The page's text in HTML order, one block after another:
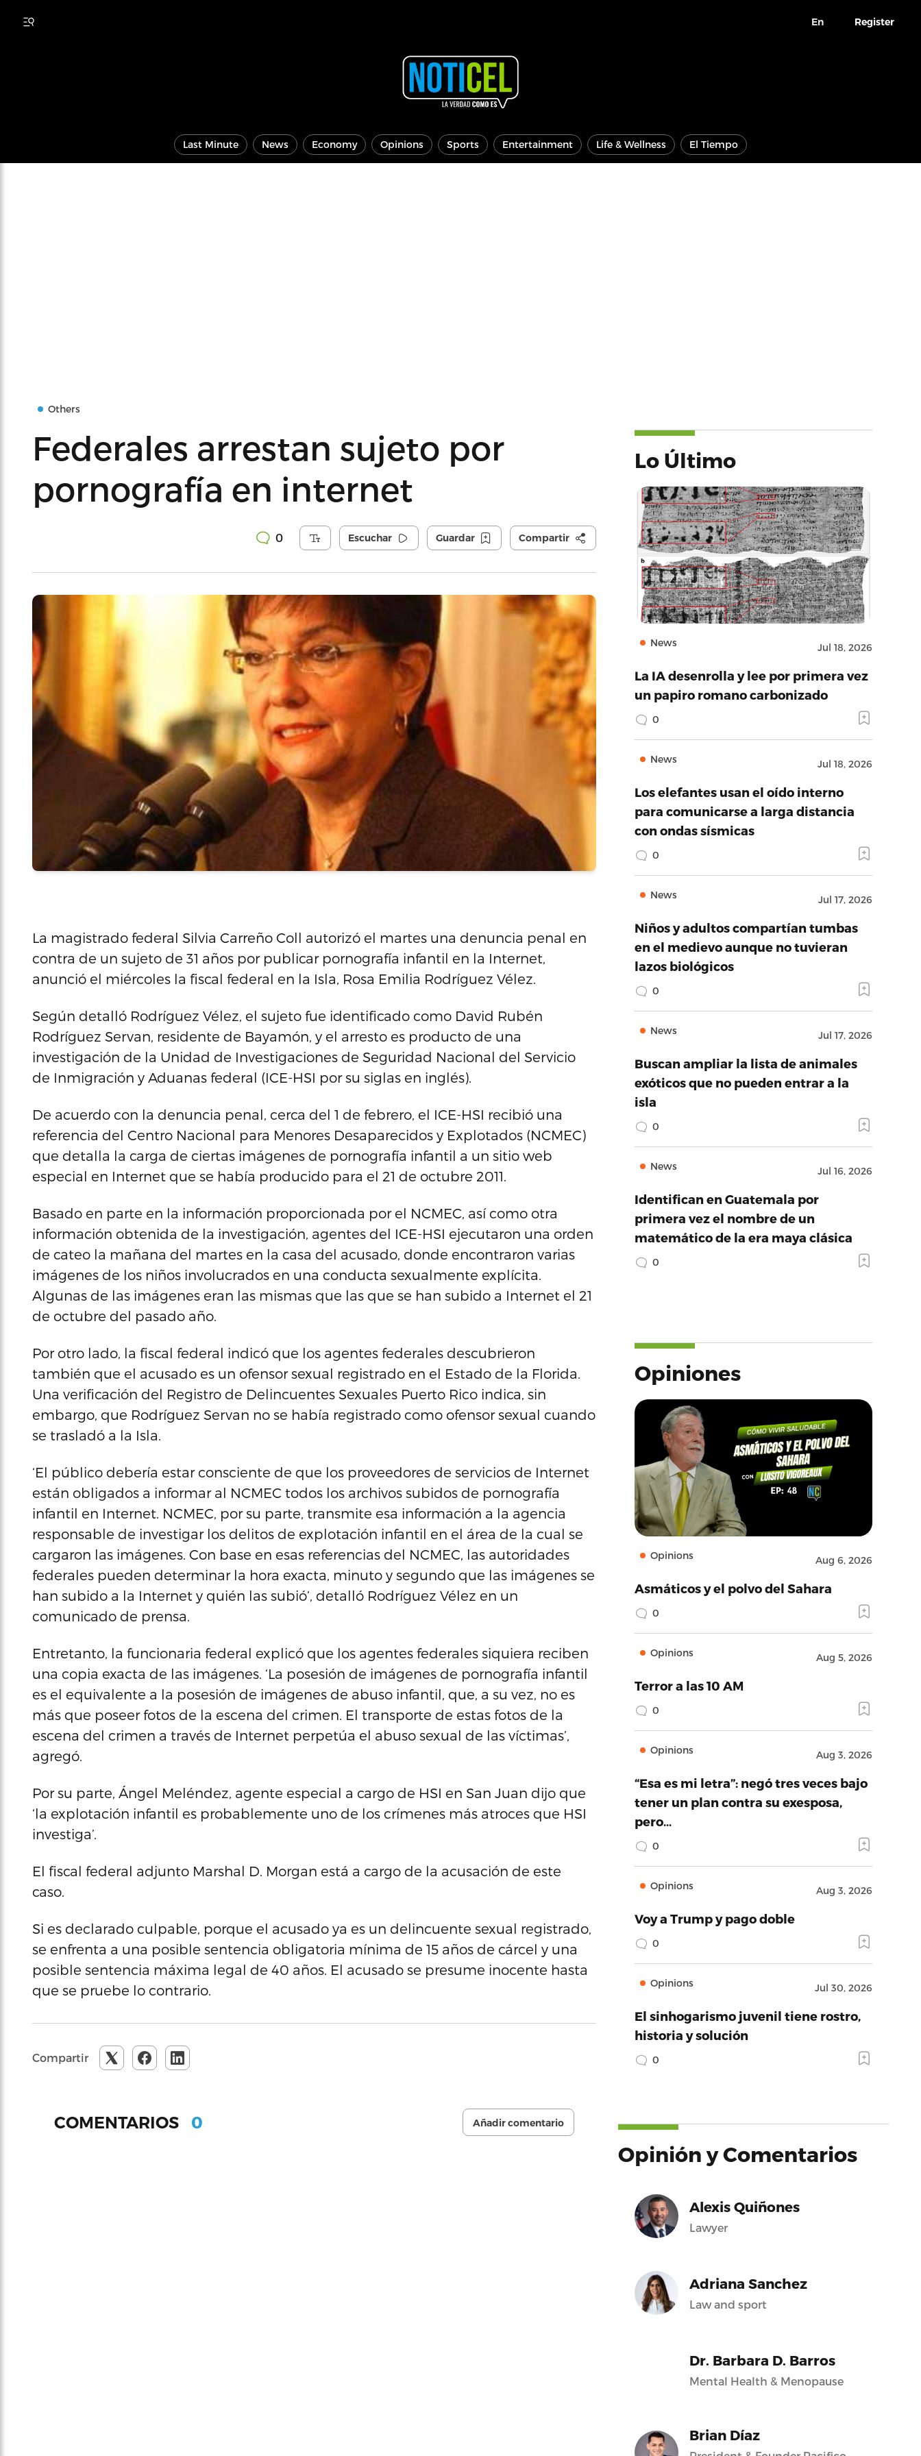
En Register
Last Minute News Economy Opinions Sports Entertainment Life & Wellness El Tiempo
Others
Federales arrestan sujeto por
pornografía en internet
0 Escuchar Guardar Compartir
La magistrado federal Silvia Carreño Coll autorizó el martes una denuncia penal en
contra de un sujeto de 31 años por publicar pornografía infantil en la Internet,
anunció el miércoles la fiscal federal en la Isla, Rosa Emilia Rodríguez Vélez.
Según detalló Rodríguez Vélez, el sujeto fue identificado como David Rubén
Rodríguez Servan, residente de Bayamón, y el arresto es producto de una
investigación de la Unidad de Investigaciones de Seguridad Nacional del Servicio
de Inmigración y Aduanas federal (ICE-HSI por su siglas en inglés).
De acuerdo con la denuncia penal, cerca del 1 de febrero, el ICE-HSI recibió una
referencia del Centro Nacional para Menores Desaparecidos y Explotados (NCMEC)
que detalla la carga de ciertas imágenes de pornografía infantil a un sitio web
especial en Internet que se había producido para el 21 de octubre 2011.
Basado en parte en la información proporcionada por el NCMEC, así como otra
información obtenida de la investigación, agentes del ICE-HSI ejecutaron una orden
de cateo la mañana del martes en la casa del acusado, donde encontraron varias
imágenes de los niños involucrados en una conducta sexualmente explícita.
Algunas de las imágenes eran las mismas que las que se han subido a Internet el 21
de octubre del pasado año.
Por otro lado, la fiscal federal indicó que los agentes federales descubrieron
también que el acusado es un ofensor sexual registrado en el Estado de la Florida.
Una verificación del Registro de Delincuentes Sexuales Puerto Rico indica, sin
embargo, que Rodríguez Servan no se había registrado como ofensor sexual cuando
se trasladó a la Isla.
‘El público debería estar consciente de que los proveedores de servicios de Internet
están obligados a informar al NCMEC todos los archivos subidos de pornografía
infantil en Internet. NCMEC, por su parte, transmite esa información a la agencia
responsable de investigar los delitos de explotación infantil en el área de la cual se
cargaron las imágenes. Con base en esas referencias del NCMEC, las autoridades
federales pueden determinar la hora exacta, minuto y segundo que las imágenes se
han subido a la Internet y quién las subió’, detalló Rodríguez Vélez en un
comunicado de prensa.
Entretanto, la funcionaria federal explicó que los agentes federales siquiera reciben
una copia exacta de las imágenes. ‘La posesión de imágenes de pornografía infantil
es el equivalente a la posesión de imágenes de abuso infantil, que, a su vez, no es
más que poseer fotos de la escena del crimen. El transporte de estas fotos de la
escena del crimen a través de Internet perpetúa el abuso sexual de las víctimas’,
agregó.
Por su parte, Ángel Meléndez, agente especial a cargo de HSI en San Juan dijo que
‘la explotación infantil es probablemente uno de los crímenes más atroces que HSI
investiga’.
El fiscal federal adjunto Marshal D. Morgan está a cargo de la acusación de este
caso.
Si es declarado culpable, porque el acusado ya es un delincuente sexual registrado,
se enfrenta a una posible sentencia obligatoria mínima de 15 años de cárcel y una
posible sentencia máxima legal de 40 años. El acusado se presume inocente hasta
que se pruebe lo contrario.
Compartir
COMENTARIOS 0 Añadir comentario
Lo Último
News Jul 18, 2026
La IA desenrolla y lee por primera vez
un papiro romano carbonizado
0
News Jul 18, 2026
Los elefantes usan el oído interno
para comunicarse a larga distancia
con ondas sísmicas
0
News Jul 17, 2026
Niños y adultos compartían tumbas
en el medievo aunque no tuvieran
lazos biológicos
0
News Jul 17, 2026
Buscan ampliar la lista de animales
exóticos que no pueden entrar a la
isla
0
News Jul 16, 2026
Identifican en Guatemala por
primera vez el nombre de un
matemático de la era maya clásica
0
Opiniones
Opinions Aug 6, 2026
Asmáticos y el polvo del Sahara
0
Opinions Aug 5, 2026
Terror a las 10 AM
0
Opinions Aug 3, 2026
“Esa es mi letra”: negó tres veces bajo
tener un plan contra su exesposa,
pero…
0
Opinions Aug 3, 2026
Voy a Trump y pago doble
0
Opinions Jul 30, 2026
El sinhogarismo juvenil tiene rostro,
historia y solución
0
Opinión y Comentarios
Alexis Quiñones
Lawyer
Adriana Sanchez
Law and sport
Dr. Barbara D. Barros
Mental Health & Menopause
Brian Díaz